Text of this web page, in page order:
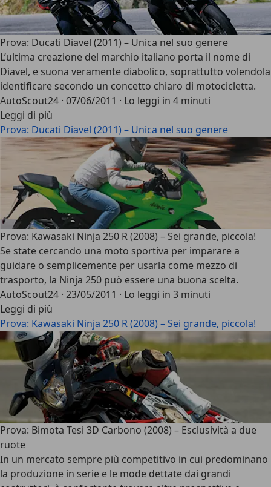
Prova: Ducati Diavel (2011) – Unica nel suo genere
L’ultima creazione del marchio italiano porta il nome di
Diavel, e suona veramente diabolico, soprattutto volendola
identificare secondo un concetto chiaro di motocicletta.
AutoScout24 · 07/06/2011 · Lo leggi in 4 minuti
Leggi di più
Prova: Ducati Diavel (2011) – Unica nel suo genere
Prova: Kawasaki Ninja 250 R (2008) – Sei grande, piccola!
Se state cercando una moto sportiva per imparare a
guidare o semplicemente per usarla come mezzo di
trasporto, la Ninja 250 può essere una buona scelta.
AutoScout24 · 23/05/2011 · Lo leggi in 3 minuti
Leggi di più
Prova: Kawasaki Ninja 250 R (2008) – Sei grande, piccola!
Prova: Bimota Tesi 3D Carbono (2008) – Esclusività a due
ruote
In un mercato sempre più competitivo in cui predominano
la produzione in serie e le mode dettate dai grandi